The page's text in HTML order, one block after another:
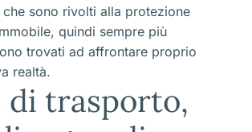
che sono rivolti alla protezione
quindi sempre più
trovati ad affrontare proprio
realtà.
trasporto,